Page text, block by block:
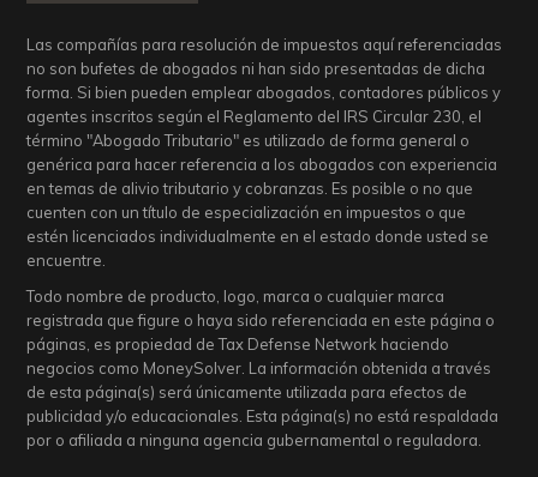
Las compañías para resolución de impuestos aquí referenciadas
no son bufetes de abogados ni han sido presentadas de dicha
forma. Si bien pueden emplear abogados, contadores públicos y
agentes inscritos según el Reglamento del IRS Circular 230, el
término "Abogado Tributario" es utilizado de forma general o
genérica para hacer referencia a los abogados con experiencia
en temas de alivio tributario y cobranzas. Es posible o no que
cuenten con un título de especialización en impuestos o que
estén licenciados individualmente en el estado donde usted se
encuentre.
Todo nombre de producto, logo, marca o cualquier marca
registrada que figure o haya sido referenciada en este página o
páginas, es propiedad de Tax Defense Network haciendo
negocios como MoneySolver. La información obtenida a través
de esta página(s) será únicamente utilizada para efectos de
publicidad y/o educacionales. Esta página(s) no está respaldada
por o afiliada a ninguna agencia gubernamental o reguladora.